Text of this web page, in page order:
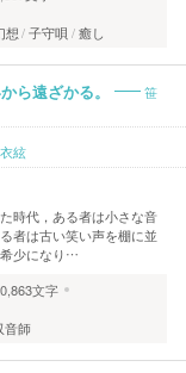
想 子守唄 癒し
ら遠ざかる。
笹
絃
時代，ある者は小さな音
者は古い笑い声を棚に並
少になり…
文字
音師